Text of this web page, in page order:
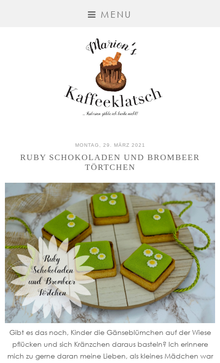
MENU
MONTAG, 29. MÄRZ 2021
RUBY SCHOKOLADEN UND BROMBEER
TÖRTCHEN
Gibt es das noch, Kinder die Gänseblümchen auf der Wiese
pflücken und sich Kränzchen daraus basteln? Ich erinnere
mich zu gerne daran meine Lieben, als kleines Mädchen war